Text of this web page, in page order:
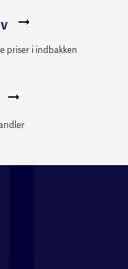
priser i indbakken